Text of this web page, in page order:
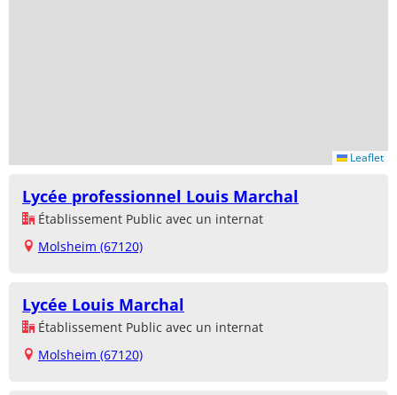
Leaflet
Lycée professionnel Louis Marchal
Établissement Public avec un internat
Molsheim (67120)
Lycée Louis Marchal
Établissement Public avec un internat
Molsheim (67120)